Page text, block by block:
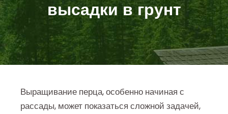
высадки в грунт
Выращивание перца, особенно начиная с
рассады, может показаться сложной задачей,